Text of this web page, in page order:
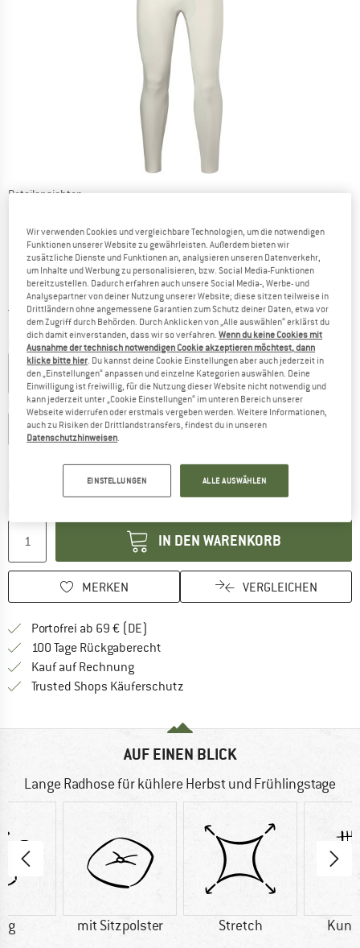
Detailansichten
Preis:
119,95€ inkl. MwSt.
Versandkostenfrei(DE)Deutschland. Informationen zu den
Farbe:Herbal Grey
Größe wählen:
XXS XS S M L XL
Lieferzeit: 2-4 WerktageDer Link öffnet sich in einer Infobox und
IN DEN WARENKORB
MERKEN VERGLEICHEN
Portofrei ab 69 € (DE)
100 Tage Rückgaberecht
Kauf auf RechnungFinde die Zahlungs-Infos hier! Öffnet
Trusted Shops Käuferschutz
AUF EINEN BLICK
Lange Radhose für kühlere Herbst und Frühlingstage
g mit Sitzpolster Stretch
Wir verwenden Cookies und vergleichbare Technologien, um die notwendigen
Funktionen unserer Website zu gewährleisten. Außerdem bieten wir
zusätzliche Dienste und Funktionen an, analysieren unseren Datenverkehr,
um Inhalte und Werbung zu personalisieren, bzw. Social Media-Funktionen
bereitzustellen. Dadurch erfahren auch unsere Social Media-, Werbe- und
Analysepartner von deiner Nutzung unserer Website; diese sitzen teilweise in
Drittländern ohne angemessene Garantien zum Schutz deiner Daten, etwa vor
dem Zugriff durch Behörden. Durch Anklicken von „Alle auswählen“ erklärst du
dich damit einverstanden, dass wir so verfahren.Wenn du keine Cookies mit
Ausnahme der technisch notwendigen Cookie akzeptieren möchtest, dann
klicke bitte hier. Du kannst deine Cookie Einstellungen aber auch jederzeit in
den „Einstellungen“ anpassen und einzelne Kategorien auswählen. Deine
Einwilligung ist freiwillig, für die Nutzung dieser Website nicht notwendig und
kann jederzeit unter „Cookie Einstellungen“ im unteren Bereich unserer
Webseite widerrufen oder erstmals vergeben werden. Weitere Informationen,
auch zu Risiken der Drittlandstransfers, findest du in unseren
Datenschutzhinweisen.
EINSTELLUNGEN ALLE AUSWÄHLEN